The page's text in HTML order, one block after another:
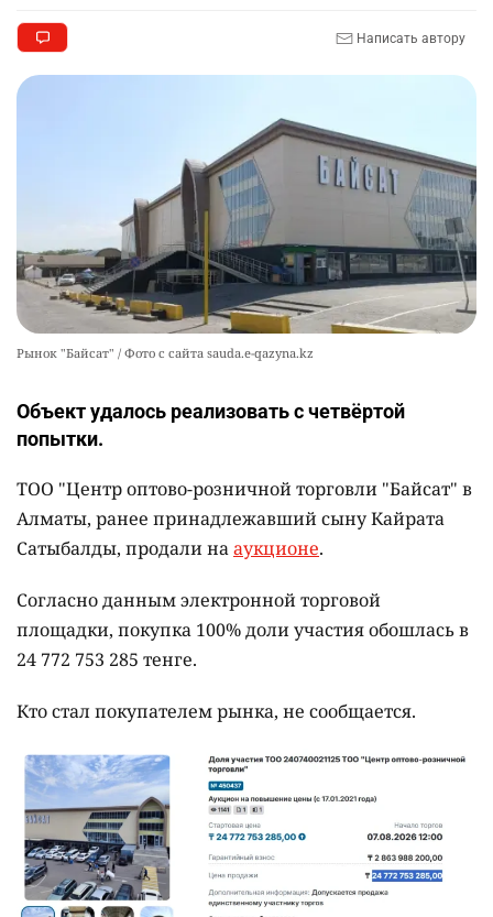
Написать автору
Рынок "Байсат" / Фото с сайта sauda.e-qazyna.kz
Объект удалось реализовать с четвёртой
попытки.
ТОО "Центр оптово-розничной торговли "Байсат" в
Алматы, ранее принадлежавший сыну Кайрата
Сатыбалды, продали нааукционе.
Согласно данным электронной торговой
площадки, покупка 100% доли участия обошлась в
24 772 753 285 тенге.
Кто стал покупателем рынка, не сообщается.